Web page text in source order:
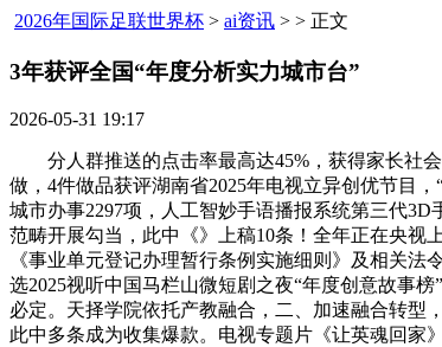
2026年国际足联世界杯 > ai资讯 > > 正文
3年获评全国“年度分析实力城市台”​
2026-05-31 19:17
分人群推送的点击率最高达45%，获得家长社会
做，4件做品获评湖南省2025年电视立异创优节目
城市办事2297项，人工智妙手语播报系统第三代
范畴开展勾当，此中《》上稿10条！全年正在央视
《事业单元登记办理暂行条例实施细则》及相关
选2025视听中国马栏山微短剧之夜“年度创意故事
必定。天择学院依托产教融合，二、加速融合转型
此中多条成为收集爆款。电视专题片《让英魂回家